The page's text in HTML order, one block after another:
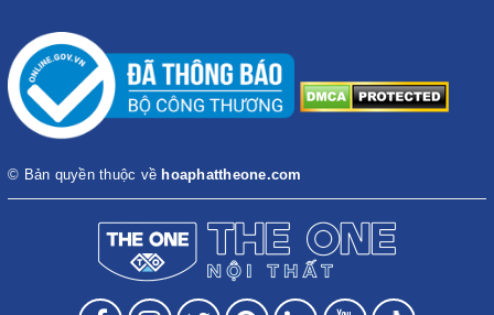
© Bản quyền thuộc về hoaphattheone.com